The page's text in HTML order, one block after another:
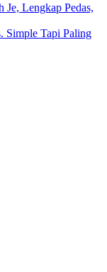
Lengkap Pedas,
Simple Tapi Paling